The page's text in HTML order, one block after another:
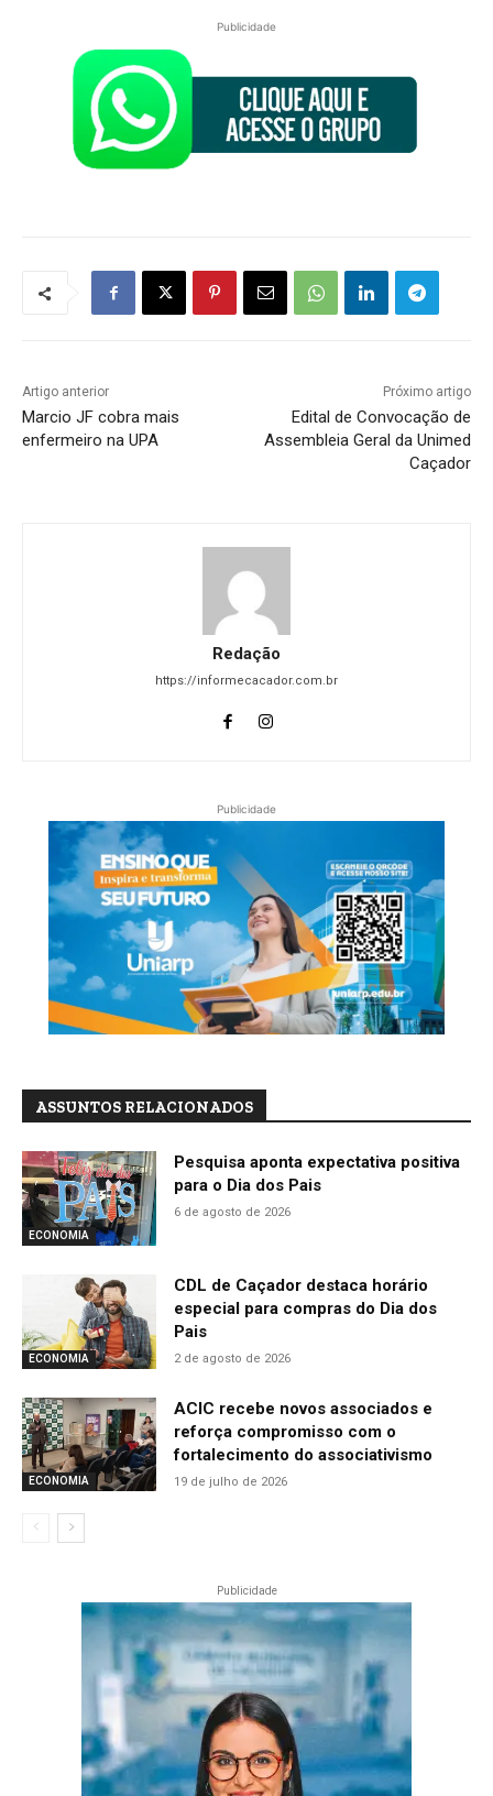
Publicidade
Artigo anterior
Marcio JF cobra mais
enfermeiro na UPA
Próximo artigo
Edital de Convocação de
Assembleia Geral da Unimed
Caçador
Redação
https://informecacador.com.br
Publicidade
ASSUNTOS RELACIONADOS
ECONOMIA
Pesquisa aponta expectativa positiva
para o Dia dos Pais
6 de agosto de 2026
ECONOMIA
CDL de Caçador destaca horário
especial para compras do Dia dos
Pais
2 de agosto de 2026
ECONOMIA
ACIC recebe novos associados e
reforça compromisso com o
fortalecimento do associativismo
19 de julho de 2026
Publicidade